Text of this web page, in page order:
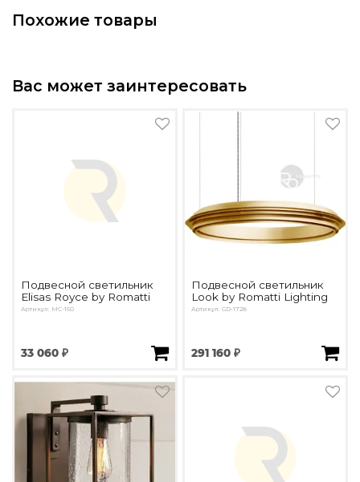
Похожие товары
Вас может заинтересовать
Подвесной светильник
Elisas Royce by Romatti
Артикул: MC-160
33 060 ₽
Подвесной светильник
Look by Romatti Lighting
Артикул: GD-1728
291 160 ₽